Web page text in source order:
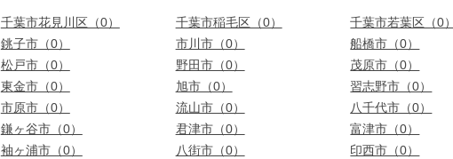
千葉市花見川区（0） 千葉市稲毛区（0） 千葉市若葉区（0）
銚子市（0） 市川市（0） 船橋市（0）
松戸市（0） 野田市（0） 茂原市（0）
東金市（0） 旭市（0） 習志野市（0）
市原市（0） 流山市（0） 八千代市（0）
鎌ヶ谷市（0） 君津市（0） 富津市（0）
袖ヶ浦市（0） 八街市（0） 印西市（0）